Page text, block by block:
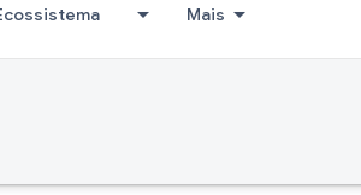
Mais